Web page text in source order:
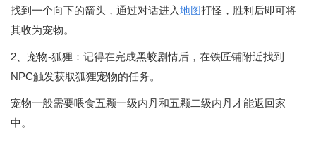
找到一个向下的箭头，通过对话进入地图打怪，胜利后即可将
其收为宠物。
2、宠物-狐狸：记得在完成黑蛟剧情后，在铁匠铺附近找到
NPC触发获取狐狸宠物的任务。
宠物一般需要喂食五颗一级内丹和五颗二级内丹才能返回家
中。